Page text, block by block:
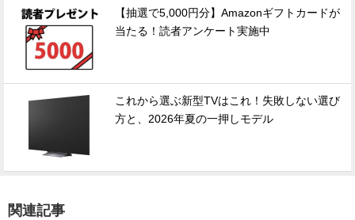
【抽選で5,000円分】Amazonギフトカードが
当たる！読者アンケート実施中
これから選ぶ新型TVはこれ！失敗しない選び
方と、2026年夏の一押しモデル
関連記事